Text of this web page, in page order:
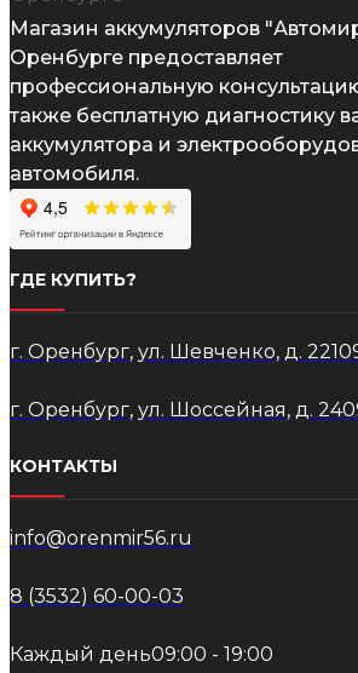
Магазин аккумуляторов
Оренбурге предоставляет
профессиональную
также бесплатную диагностику
аккумулятора и
автомобиля.
ГДЕ КУПИТЬ?
г. Оренбург, ул. Шевченко, д. 221
г. Оренбург, ул. Шоссейная, д. 24
КОНТАКТЫ
info@orenmir56.ru
8 (3532) 60-00-03
Каждый день09:00 - 19:00